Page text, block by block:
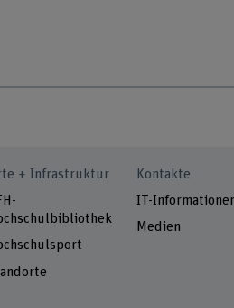
+ Infrastruktur
Kontakte
IT-
Medien